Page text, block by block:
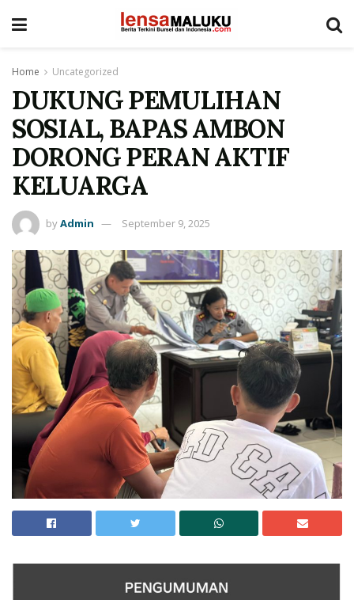
Home Uncategorized
DUKUNG PEMULIHAN
SOSIAL, BAPAS AMBON
DORONG PERAN AKTIF
KELUARGA
byAdmin September 9, 2025